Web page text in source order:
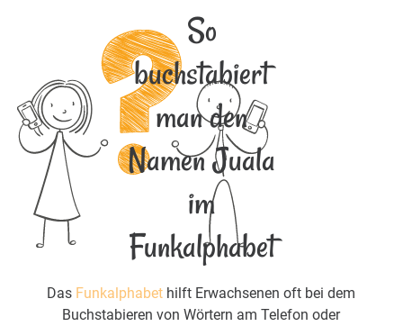
So
buchstabiert
man den
Namen Juala
im
Funkalphabet
Das Funkalphabet hilft Erwachsenen oft bei dem
Buchstabieren von Wörtern am Telefon oder